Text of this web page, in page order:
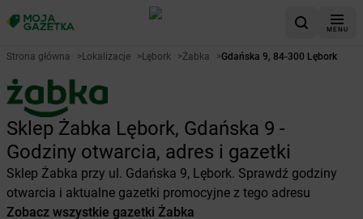
MENU
Strona główna >Lokalizacje >Lębork >Żabka >Gdańska 9, 84-300 Lębork
Sklep Żabka Lębork, Gdańska 9 -
Godziny otwarcia, adres i gazetki
Sklep Żabka przy ul. Gdańska 9, Lębork. Sprawdź godziny
otwarcia i aktualne gazetki promocyjne z tego adresu
Zobacz wszystkie gazetki Żabka